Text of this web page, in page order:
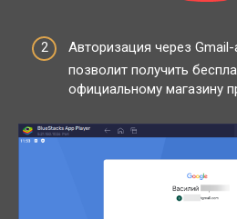
Авторизация через
позволит получить
официальному магазину